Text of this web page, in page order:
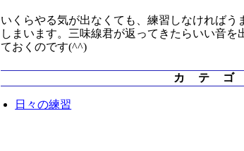
いくらやる気が出なくても、練習しなければ
しまいます。三味線君が返ってきたらいい音
ておくのです(^^)
カテ
日々の練習